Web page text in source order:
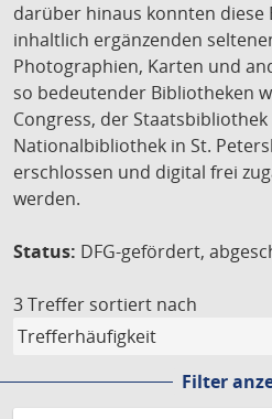
darüber hinaus konnten diese
inhaltlich ergänzenden
Photographien, Karten und
so bedeutender Bibliotheken
Congress, der
Nationalbibliothek in St.
erschlossen und digital frei
werden.
Status: DFG-gefördert,
3 Treffer sortiert nach
Filter